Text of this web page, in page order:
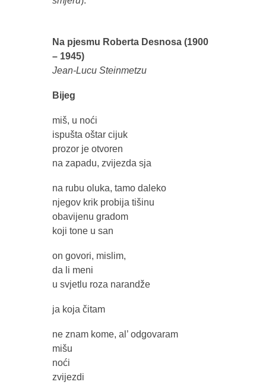
Na pjesmu Roberta Desnosa (1900
– 1945)
Jean-Lucu Steinmetzu
Bijeg
miš, u noći
ispušta oštar cijuk
prozor je otvoren
na zapadu, zvijezda sja
na rubu oluka, tamo daleko
njegov krik probija tišinu
obavijenu gradom
koji tone u san
on govori, mislim,
da li meni
u svjetlu roza narandže
ja koja čitam
ne znam kome, al’ odgovaram
mišu
noći
zvijezdi